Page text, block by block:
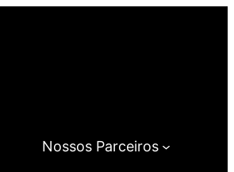
Nossos Parceiros